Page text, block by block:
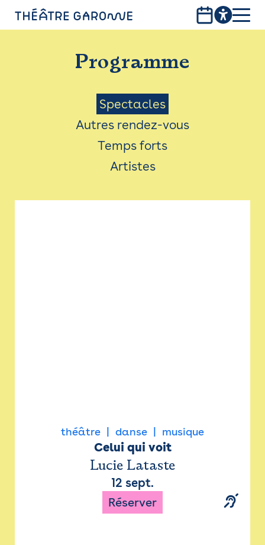
PROGRAMME
INFOS PRATIQUES
AVEC LES PUBLICS
ACCESSIBILITÉ
LES PRODUCTIONS
Programme
Menu
Saison
Spectacles
Autres rendez-vous
Temps forts
Artistes
théâtre danse musique
Celui qui voit
Lucie Lataste
12 sept.
Réserver